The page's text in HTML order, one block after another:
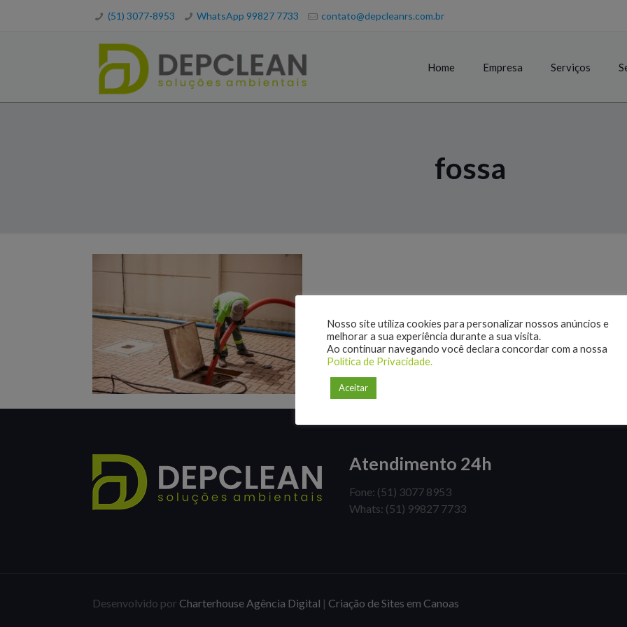
(51) 3077-8953 WhatsApp 99827 7733 contato@depcleanrs.com.br
Home Empresa Serviços
fossa
Atendimento 24h
Fone: (51) 3077 8953
Whats: (51) 99827 7733
Desenvolvido por Charterhouse Agência Digital | Criação de Sites em Canoas
Nosso site utiliza cookies para personalizar nossos anúncios e
melhorar a sua experiência durante a sua visita.
Ao continuar navegando você declara concordar com a nossa
Política de Privacidade.
Aceitar